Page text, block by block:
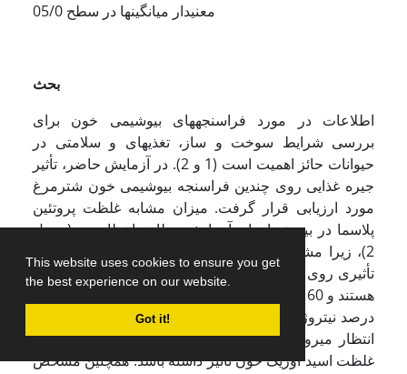
This website uses cookies to ensure you get
the best experience on our website.
Got it!
معنی­دار میانگین­ها در سطح 05/0
بحث
اطلاعات در مورد فراسنجه­های بیوشیمی خون برای
بررسی شرایط سوخت و ساز، تغذیه­ای و سلامتی در
حیوانات حائز اهمیت است (1 و 2). در آزمایش حاضر، تأثیر
جیره غذایی روی چندین فراسنجه بیوشیمی خون شترمرغ
مورد ارزیابی قرار گرفت. میزان مشابه غلظت پروتئین
پلاسما در بین تیمارهای آزمایش مطابق انتظار بود (جدول
2)، زیرا مشخص شده که قابلیت دسترسی پروتئین جیره
تأثیری روی میزان پروتئین خون ندارد (6). با توجه به اینکه
درصد نیتروژن را به شکل اسید اوریک دفع می­کنند، بنابراین
انتظار می­رود که تغییر سطوح پروتئین جیره روی میزان
غلظت اسید اوریک خون تأثیر داشته باشد. همچنین مشخص